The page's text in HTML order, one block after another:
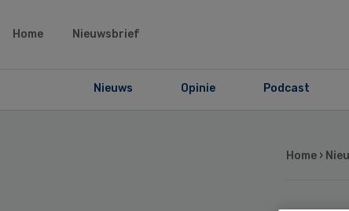
Home Nieuwsbrief
Nieuws Opinie Podcast
Home ›